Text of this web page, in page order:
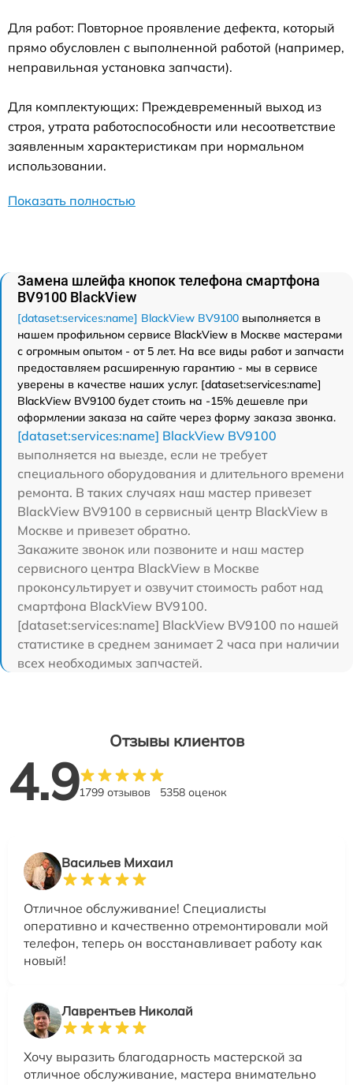
Для работ: Повторное проявление дефекта, который
прямо обусловлен с выполненной работой (например,
неправильная установка запчасти).
Для комплектующих: Преждевременный выход из
строя, утрата работоспособности или несоответствие
заявленным характеристикам при нормальном
использовании.
Показать полностью
Замена шлейфа кнопок телефона смартфона
BV9100 BlackView
[dataset:services:name] BlackView BV9100 выполняется в
нашем профильном сервисе BlackView в Москве мастерами
с огромным опытом - от 5 лет. На все виды работ и запчасти
предоставляем расширенную гарантию - мы в сервисе
уверены в качестве наших услуг. [dataset:services:name]
BlackView BV9100 будет стоить на -15% дешевле при
оформлении заказа на сайте через форму заказа звонка.
[dataset:services:name] BlackView BV9100
выполняется на выезде, если не требует
специального оборудования и длительного времени
ремонта. В таких случаях наш мастер привезет
BlackView BV9100 в сервисный центр BlackView в
Москве и привезет обратно.
Закажите звонок или позвоните и наш мастер
сервисного центра BlackView в Москве
проконсультирует и озвучит стоимость работ над
смартфона BlackView BV9100.
[dataset:services:name] BlackView BV9100 по нашей
статистике в среднем занимает 2 часа при наличии
всех необходимых запчастей.
Отзывы клиентов
4.91799 отзывов 5358 оценок
Васильев Михаил
Отличное обслуживание! Специалисты
оперативно и качественно отремонтировали мой
телефон, теперь он восстанавливает работу как
новый!
Лаврентьев Николай
Хочу выразить благодарность мастерской за
отличное обслуживание, мастера внимательно